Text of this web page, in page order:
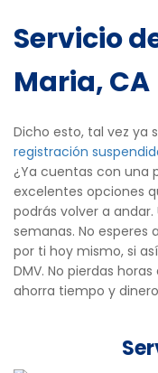
Servicio
Maria, CA
Dicho esto, tal vez ya
registración
¿Ya cuentas con una
excelentes opciones
podrás volver a
semanas. No esperes
por ti hoy mismo, si
DMV. No pierdas
ahorra tiempo y